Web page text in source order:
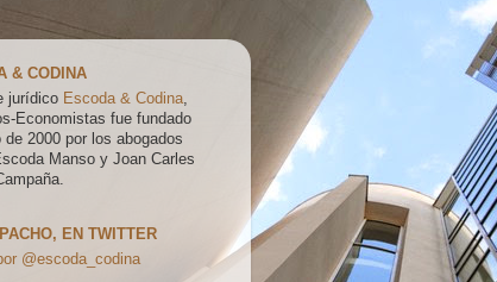
& CODINA
jurídico Escoda & Codina,
Economistas fue fundado
de 2000 por los abogados
Manso y Joan Carles
EN TWITTER
@escoda_codina